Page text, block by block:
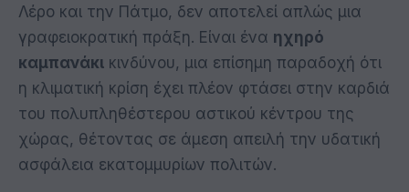
Λέρο και την Πάτμο, δεν αποτελεί απλώς μια
γραφειοκρατική πράξη. Είναι ένα ηχηρό
καμπανάκι κινδύνου, μια επίσημη παραδοχή ότι
η κλιματική κρίση έχει πλέον φτάσει στην καρδιά
του πολυπληθέστερου αστικού κέντρου της
χώρας, θέτοντας σε άμεση απειλή την υδατική
ασφάλεια εκατομμυρίων πολιτών.